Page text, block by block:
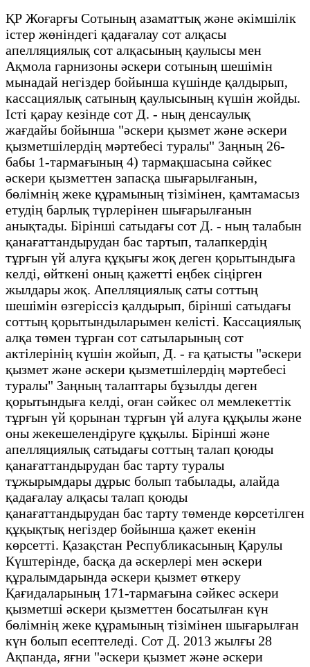
ҚР Жоғарғы Сотының азаматтық және әкімшілік
істер жөніндегі қадағалау сот алқасы
апелляциялық сот алқасының қаулысы мен
Ақмола гарнизоны әскери сотының шешімін
мынадай негіздер бойынша күшінде қалдырып,
кассациялық сатының қаулысының күшін жойды.
Істі қарау кезінде сот Д. - ның денсаулық
жағдайы бойынша "әскери қызмет және әскери
қызметшілердің мәртебесі туралы" Заңның 26-
бабы 1-тармағының 4) тармақшасына сәйкес
әскери қызметтен запасқа шығарылғанын,
бөлімнің жеке құрамының тізімінен, қамтамасыз
етудің барлық түрлерінен шығарылғанын
анықтады. Бірінші сатыдағы сот Д. - ның талабын
қанағаттандырудан бас тартып, талапкердің
тұрғын үй алуға құқығы жоқ деген қорытындыға
келді, өйткені оның қажетті еңбек сіңірген
жылдары жоқ. Апелляциялық саты соттың
шешімін өзгеріссіз қалдырып, бірінші сатыдағы
соттың қорытындыларымен келісті. Кассациялық
алқа төмен тұрған сот сатыларының сот
актілерінің күшін жойып, Д. - ға қатысты "әскери
қызмет және әскери қызметшілердің мәртебесі
туралы" Заңның талаптары бұзылды деген
қорытындыға келді, оған сәйкес ол мемлекеттік
тұрғын үй қорынан тұрғын үй алуға құқылы және
оны жекешелендіруге құқылы. Бірінші және
апелляциялық сатыдағы соттың талап қоюды
қанағаттандырудан бас тарту туралы
тұжырымдары дұрыс болып табылады, алайда
қадағалау алқасы талап қоюды
қанағаттандырудан бас тарту төменде көрсетілген
құқықтық негіздер бойынша қажет екенін
көрсетті. Қазақстан Республикасының Қарулы
Күштерінде, басқа да әскерлері мен әскери
құралымдарында әскери қызмет өткеру
Қағидаларының 171-тармағына сәйкес әскери
қызметші әскери қызметтен босатылған күн
бөлімнің жеке құрамының тізімінен шығарылған
күн болып есептеледі. Сот Д. 2013 жылғы 28
Ақпанда, яғни "әскери қызмет және әскери